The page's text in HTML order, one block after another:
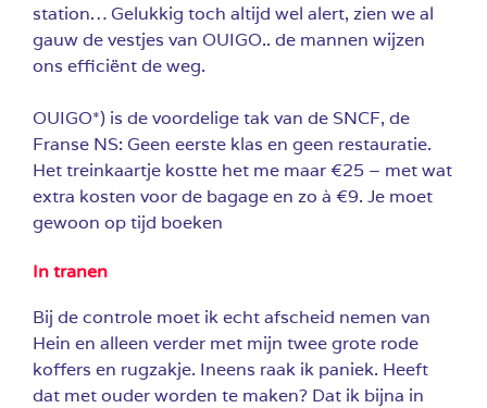
station… Gelukkig toch altijd wel alert, zien we al
gauw de vestjes van OUIGO.. de mannen wijzen
ons efficiënt de weg.
OUIGO*) is de voordelige tak van de SNCF, de
Franse NS: Geen eerste klas en geen restauratie.
Het treinkaartje kostte het me maar €25 – met wat
extra kosten voor de bagage en zo à €9. Je moet
gewoon op tijd boeken
In tranen
Bij de controle moet ik echt afscheid nemen van
Hein en alleen verder met mijn twee grote rode
koffers en rugzakje. Ineens raak ik paniek. Heeft
dat met ouder worden te maken? Dat ik bijna in